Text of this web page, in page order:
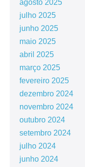
agosto 2025
julho 2025
junho 2025
maio 2025
abril 2025
março 2025
fevereiro 2025
dezembro 2024
novembro 2024
outubro 2024
setembro 2024
julho 2024
junho 2024